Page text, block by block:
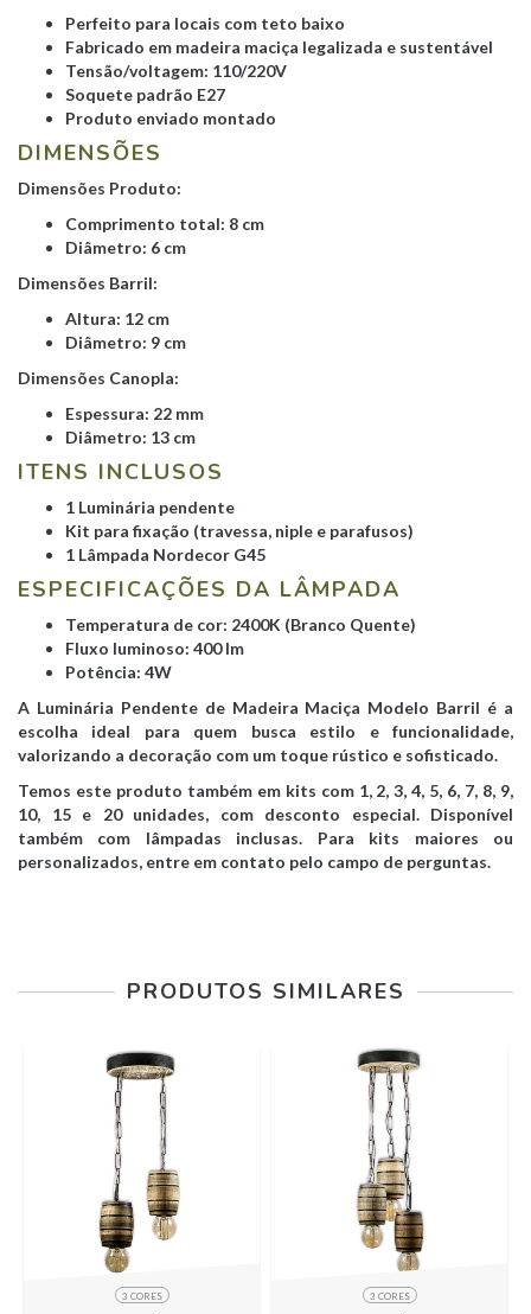
Perfeito para locais com teto baixo
Fabricado em madeira maciça legalizada e sustentável
Tensão/voltagem: 110/220V
Soquete padrão E27
Produto enviado montado
DIMENSÕES
Dimensões Produto:
Comprimento total: 8 cm
Diâmetro: 6 cm
Dimensões Barril:
Altura: 12 cm
Diâmetro: 9 cm
Dimensões Canopla:
Espessura: 22 mm
Diâmetro: 13 cm
ITENS INCLUSOS
1 Luminária pendente
Kit para fixação (travessa, niple e parafusos)
1 Lâmpada Nordecor G45
ESPECIFICAÇÕES DA LÂMPADA
Temperatura de cor: 2400K (Branco Quente)
Fluxo luminoso: 400 lm
Potência: 4W
A Luminária Pendente de Madeira Maciça Modelo Barril é a
escolha ideal para quem busca estilo e funcionalidade,
valorizando a decoração com um toque rústico e sofisticado.
Temos este produto também em kits com 1, 2, 3, 4, 5, 6, 7, 8, 9,
10, 15 e 20 unidades, com desconto especial. Disponível
também com lâmpadas inclusas. Para kits maiores ou
personalizados, entre em contato pelo campo de perguntas.
PRODUTOS SIMILARES
3 CORES 3 CORES